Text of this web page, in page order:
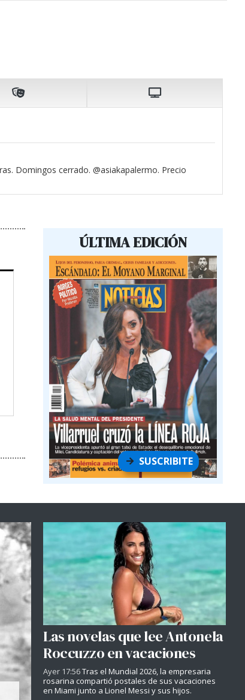
Domingos cerrado. @asiakapalermo. Precio
ÚLTIMA EDICIÓN
SUSCRIBITE
Las novelas que lee Antonela
Roccuzzo en vacaciones
Ayer 17:56Tras el Mundial 2026, la empresaria
rosarina compartió postales de sus vacaciones
en Miami junto a Lionel Messi y sus hijos.